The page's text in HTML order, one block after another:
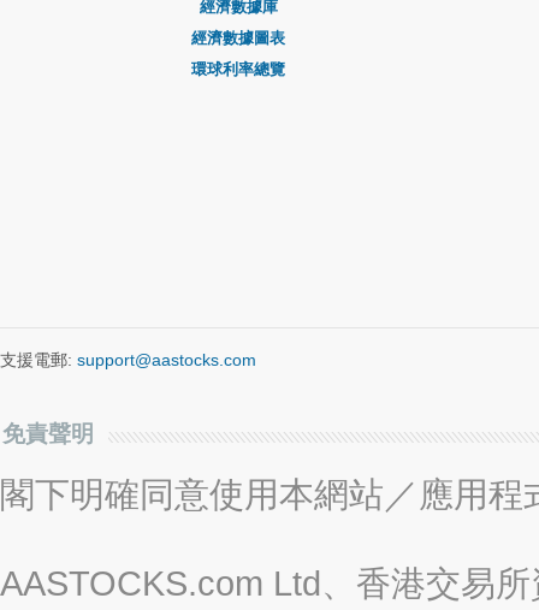
經濟數據庫
經濟數據圖表
環球利率總覽
支援電郵: support@aastocks.com
免責聲明
閣下明確同意使用本網站／應用
AASTOCKS.com Ltd、香港交易